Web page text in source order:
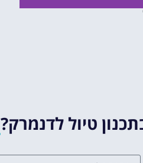
טיול לדנמרק?